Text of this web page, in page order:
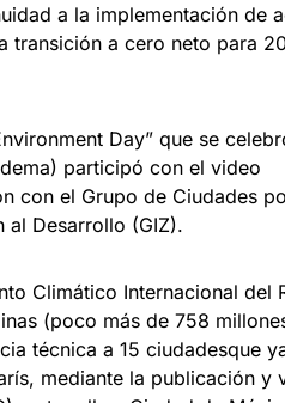
a la implementación de
transición a cero neto para
Day” que se
participó con el video
con el Grupo de Ciudades
al Desarrollo (GIZ).
Climático Internacional del
(poco más de 758
técnica a 15 ciudadesque
mediante la publicación y